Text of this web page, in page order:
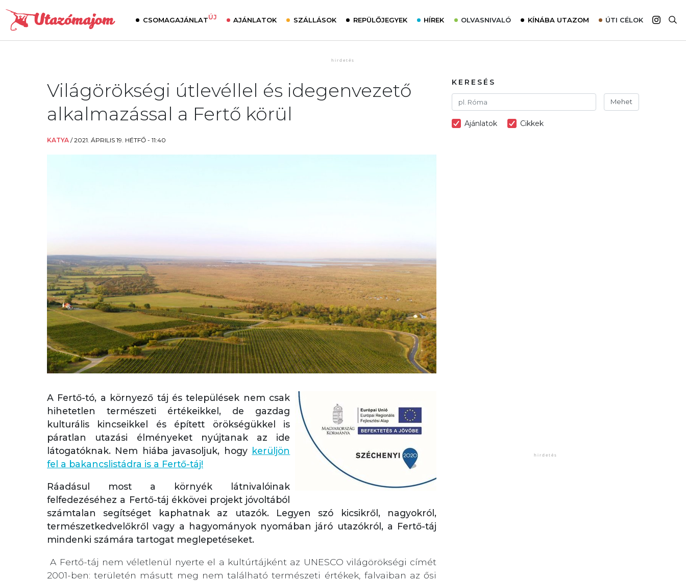
CSOMAGAJÁNLATÚJ AJÁNLATOK SZÁLLÁSOK REPÜLŐJEGYEK HÍREK OLVASNIVALÓ
Interjú
Élménybeszámolók
KÍNÁBA UTAZOM ÚTI CÉLOK
Ausztrália
Világörökségi útlevéllel és idegenvezető
alkalmazással a Fertő körül
KATYA /2021. ÁPRILIS 19. HÉTFŐ - 11:40
A Fertő-tó, a környező táj és települések nem csak
hihetetlen természeti értékeikkel, de gazdag
kulturális kincseikkel és épített örökségükkel is
páratlan utazási élményeket nyújtanak az ide
látogatóknak. Nem hiába javasoljuk, hogy kerüljön
fel a bakancslistádra is a Fertő-táj!
Ráadásul most a környék látnivalóinak
felfedezéséhez a Fertő-táj ékkövei projekt jóvoltából
számtalan segítséget kaphatnak az utazók. Legyen szó kicsikről, nagyokról,
természetkedvelőkről vagy a hagyományok nyomában járó utazókról, a Fertő-táj
mindenki számára tartogat meglepetéseket.
A Fertő-táj nem véletlenül nyerte el a kultúrtájként az UNESCO világörökségi címét
2001-ben: területén másutt meg nem található természeti értékek, falvaiban az ősi
KERESÉS
Mehet
Ajánlatok Cikkek